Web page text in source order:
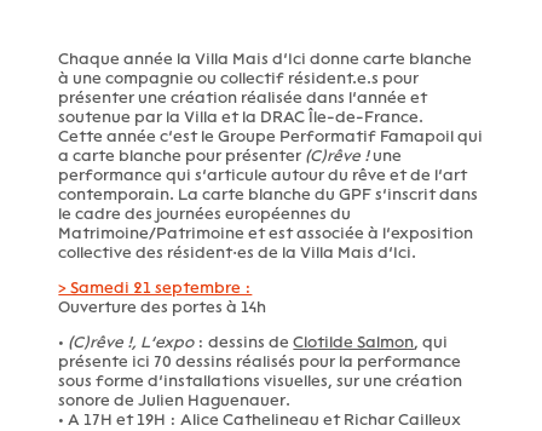
Chaque année la Villa Mais d’Ici donne carte blanche
à une compagnie ou collectif résident.e.s pour
présenter une création réalisée dans l’année et
soutenue par la Villa et la DRAC Île-de-France.
Cette année c’est le Groupe Performatif Famapoil qui
a carte blanche pour présenter (C)rêve !une
performance qui s’articule autour du rêve et de l’art
contemporain. La carte blanche du GPF s’inscrit dans
le cadre des journées européennes du
Matrimoine/Patrimoine et est associée à l’exposition
collective des résident·es de la Villa Mais d’Ici.
> Samedi 21 septembre :
Ouverture des portes à 14h
• (C)rêve !, L’expo: dessins deClotilde Salmon, qui
présente ici 70 dessins réalisés pour la performance
sous forme d’installations visuelles, sur une création
sonore de Julien Haguenauer.
• A 17H et 19H : Alice Cathelineau et Richar Cailleux